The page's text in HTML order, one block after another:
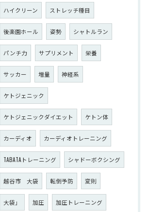
ハイクリーン ストレッチ種目
後楽園ホール 姿勢 シャトルラン
パンチ力 サプリメント 栄養
サッカー 増量 神経系
ケトジェニック
ケトジェニックダイエット ケトン体
カーディオ カーディオトレーニング
TABATAトレーニング シャドーボクシング
越谷市 大袋 転倒予防 変則
大袋」 加圧 加圧トレーニング